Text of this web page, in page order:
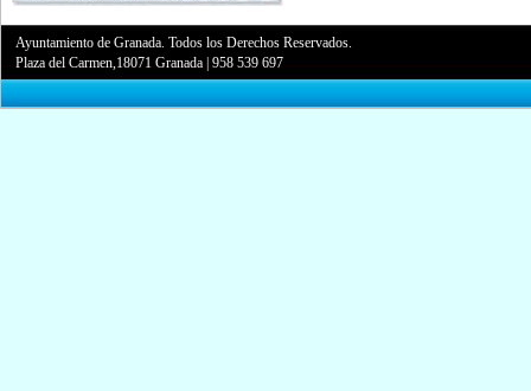
Ayuntamiento de Granada. Todos los Derechos Reservados.
Plaza del Carmen,18071 Granada |958 539 697